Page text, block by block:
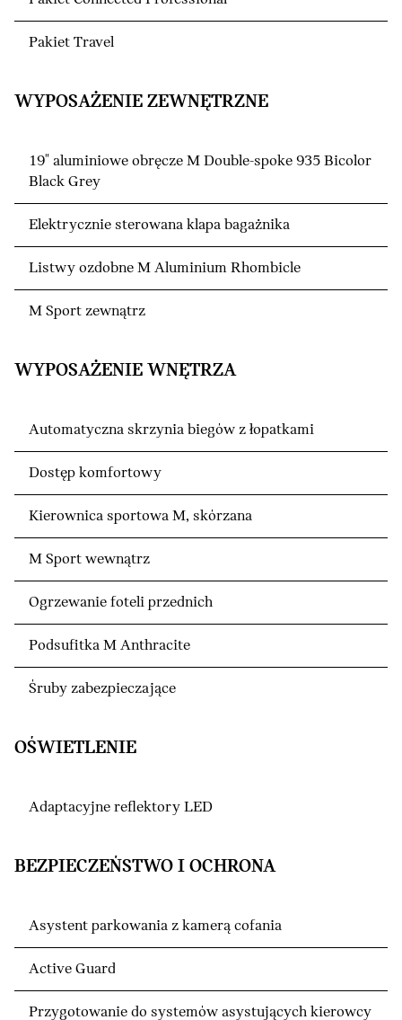
Pakiet Travel
WYPOSAŻENIE ZEWNĘTRZNE
19" aluminiowe obręcze M Double-spoke 935 Bicolor
Black Grey
Elektrycznie sterowana klapa bagażnika
Listwy ozdobne M Aluminium Rhombicle
M Sport zewnątrz
WYPOSAŻENIE WNĘTRZA
Automatyczna skrzynia biegów z łopatkami
Dostęp komfortowy
Kierownica sportowa M, skórzana
M Sport wewnątrz
Ogrzewanie foteli przednich
Podsufitka M Anthracite
Śruby zabezpieczające
OŚWIETLENIE
Adaptacyjne reflektory LED
BEZPIECZEŃSTWO I OCHRONA
Asystent parkowania z kamerą cofania
Active Guard
Przygotowanie do systemów asystujących kierowcy